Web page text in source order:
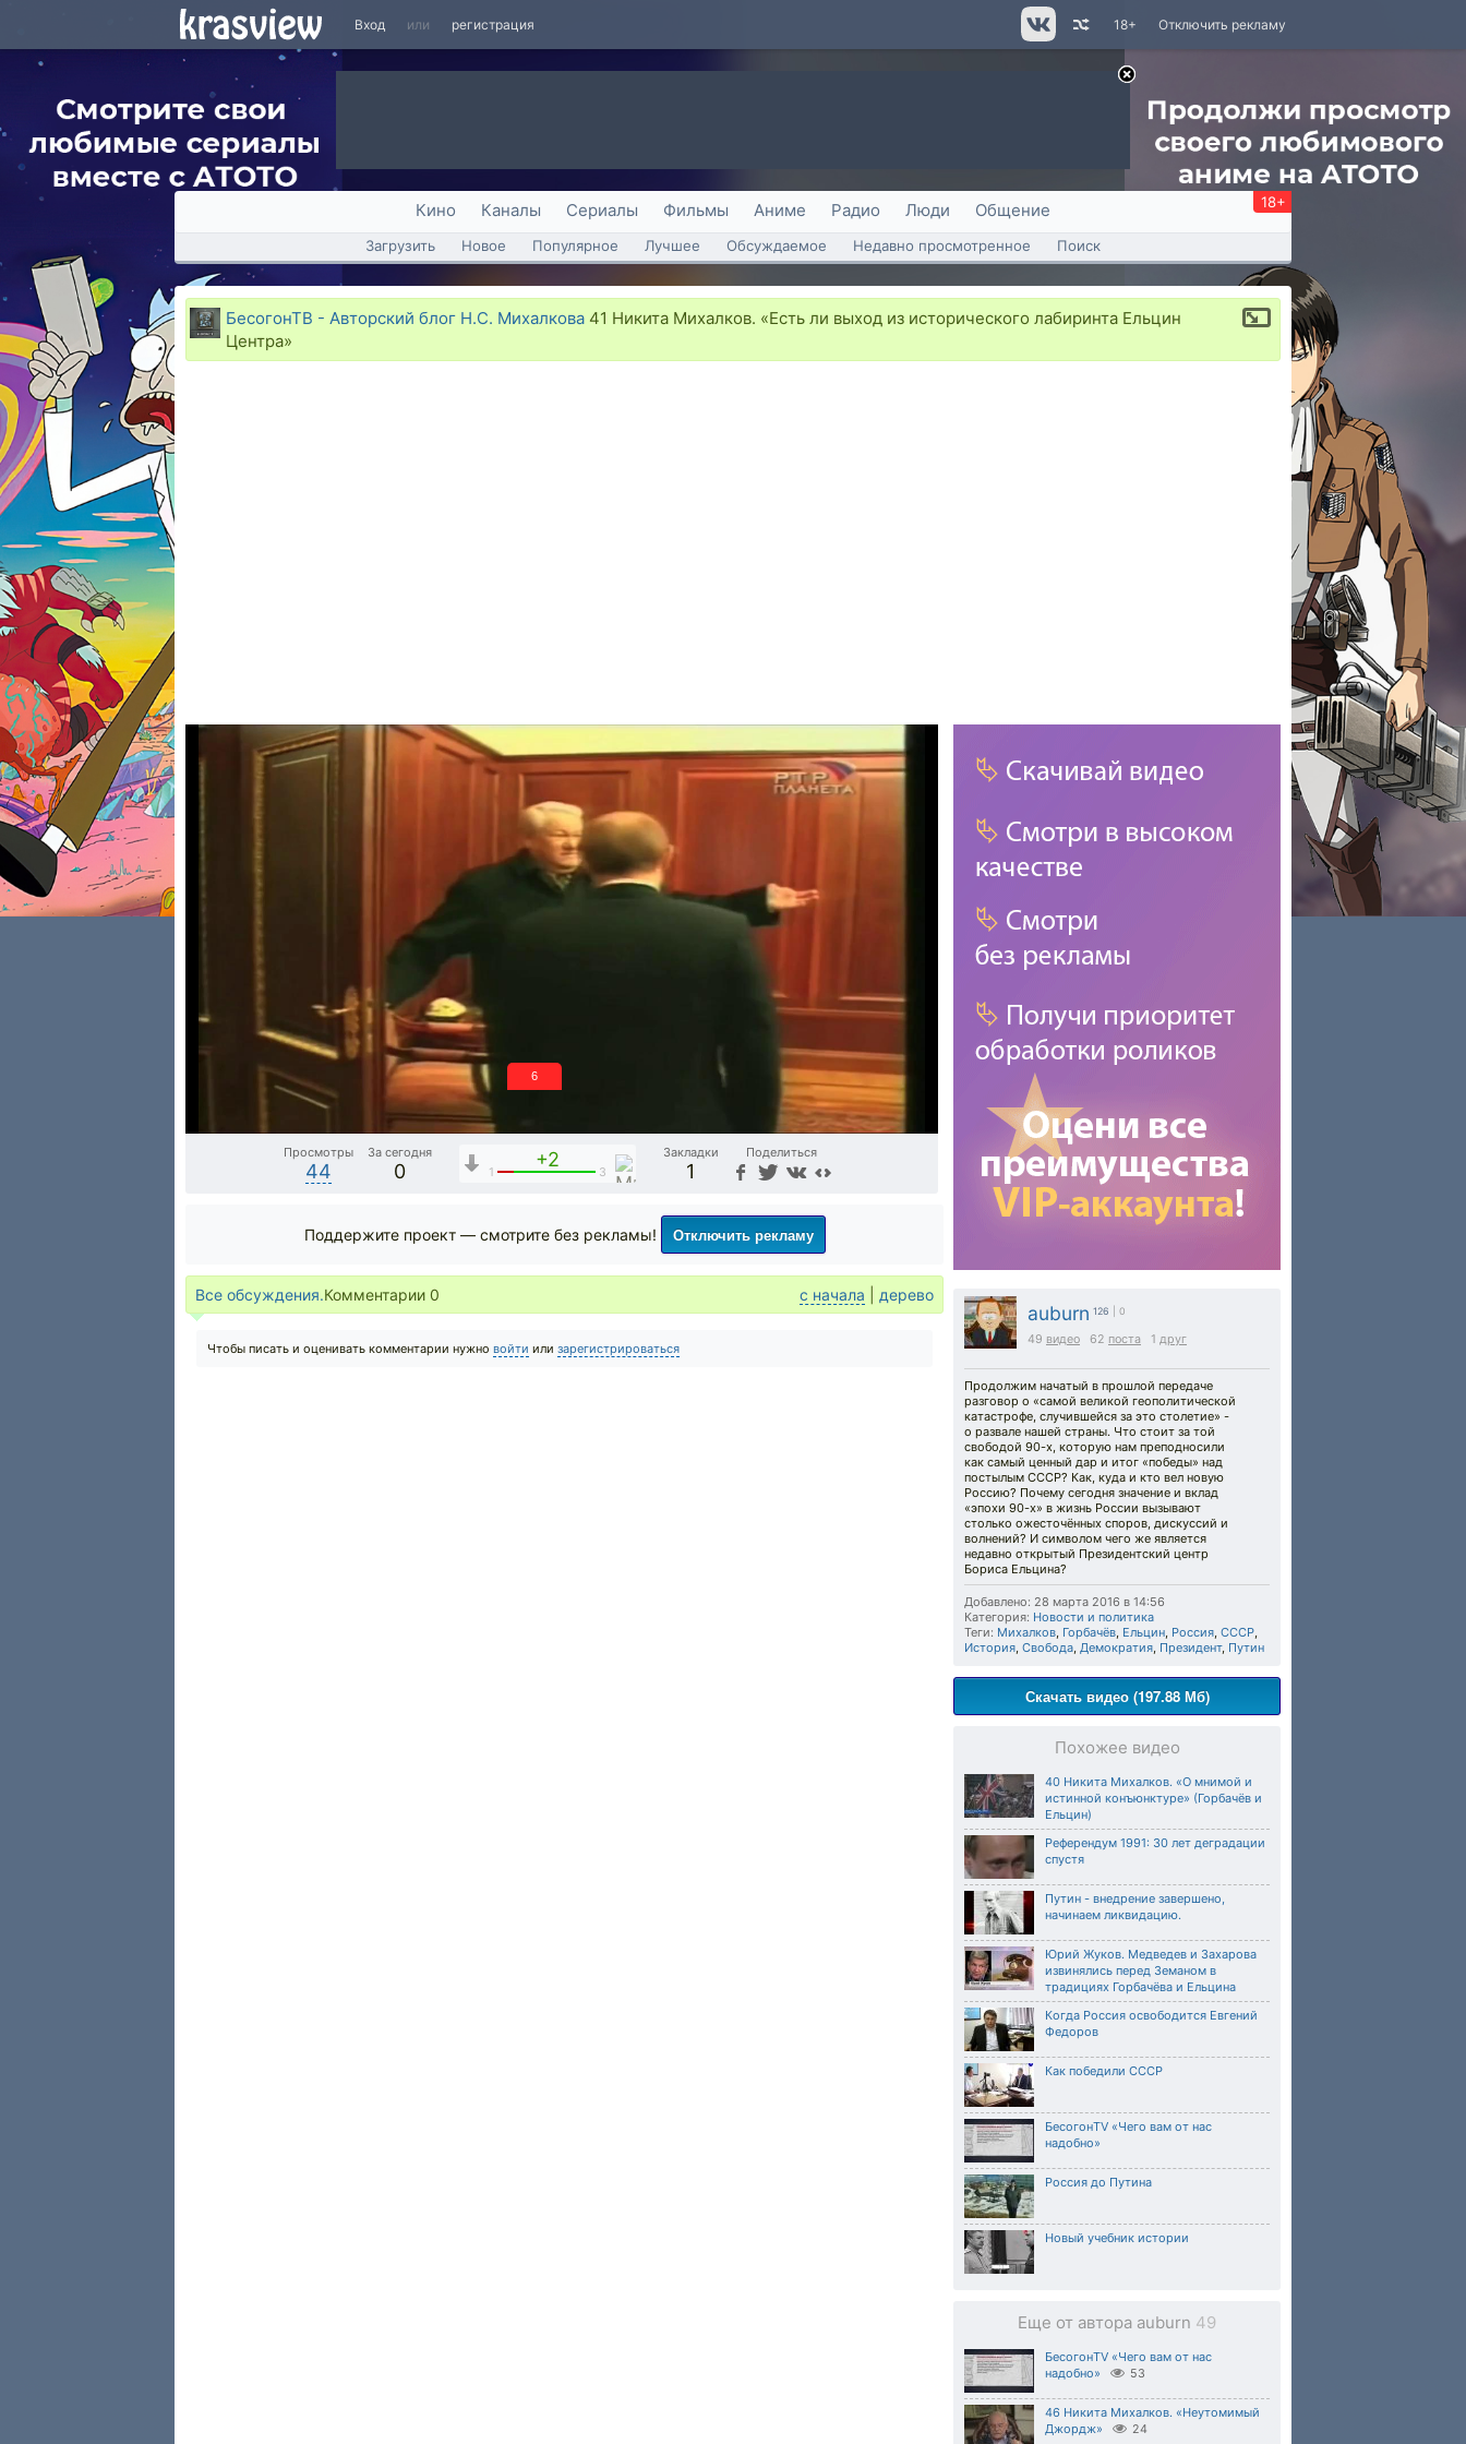
Вход или регистрация Отключить рекламу
18+
Кино Каналы Сериалы Фильмы Аниме Радио Люди Общение 18+
Загрузить Новое Популярное Лучшее Обсуждаемое Недавно просмотренное Поиск
БесогонТВ - Авторский блог Н.С. Михалкова 41 Никита Михалков. «Есть ли выход из исторического лабиринта Ельцин
Центра»
5
Просмотры
44
За сегодня
0
+2
1 3
Закладки
1
Поделиться
auburn 126 | 0
49 видео 62 поста 1 друг
Продолжим начатый в прошлой передаче
разговор о «самой великой геополитической
катастрофе, случившейся за это столетие» -
о развале нашей страны. Что стоит за той
свободой 90-х, которую нам преподносили
как самый ценный дар и итог «победы» над
постылым СССР? Как, куда и кто вел новую
Россию? Почему сегодня значение и вклад
«эпохи 90-х» в жизнь России вызывают
столько ожесточённых споров, дискуссий и
волнений? И символом чего же является
недавно открытый Президентский центр
Бориса Ельцина?
Добавлено: 28 марта 2016 в 14:56
Категория: Новости и политика
Теги: Михалков Горбачёв Ельцин Россия СССР
История Свобода Демократия Президент, Путин
Скачать видео (197.88 Мб)
Похожее видео
40 Никита Михалков. «О мнимой и
истинной конъюнктуре» (Горбачёв и
Ельцин)
Референдум 1991: 30 лет деградации
спустя
Путин - внедрение завершено,
начинаем ликвидацию.
Юрий Жуков. Медведев и Захарова
извинялись перед Земаном в
традициях Горбачёва и Ельцина
Когда Россия освободится Евгений
Федоров
Как победили СССР
БесогонTV «Чего вам от нас
надобно»
Россия до Путина
Новый учебник истории
Еще от автора auburn 49
БесогонTV «Чего вам от нас
надобно»
53
46 Никита Михалков. «Неутомимый
Джордж»
24
Поддержите проект — смотрите без рекламы! Отключить рекламу
Все обсуждения.Комментарии 0 с начала дерево
Чтобы писать и оценивать комментарии нужно войти или зарегистрироваться